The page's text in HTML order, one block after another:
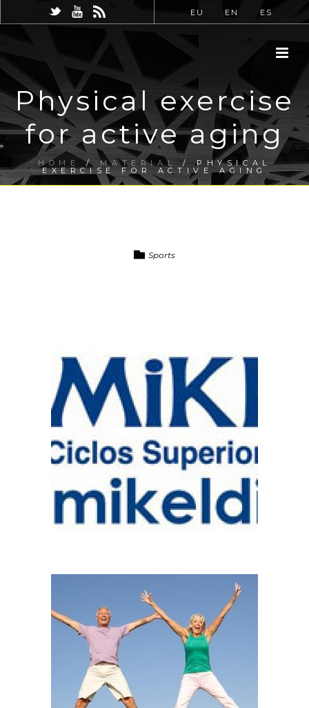
EU EN ES
Physical exercise
for active aging
HOME /MATERIAL / PHYSICAL
EXERCISE FOR ACTIVE AGING
Sports